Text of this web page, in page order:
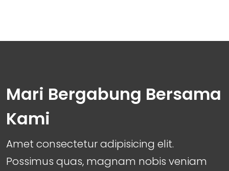
Mari Bergabung Bersama
Kami
Amet consectetur adipisicing elit.
Possimus quas, magnam nobis veniam